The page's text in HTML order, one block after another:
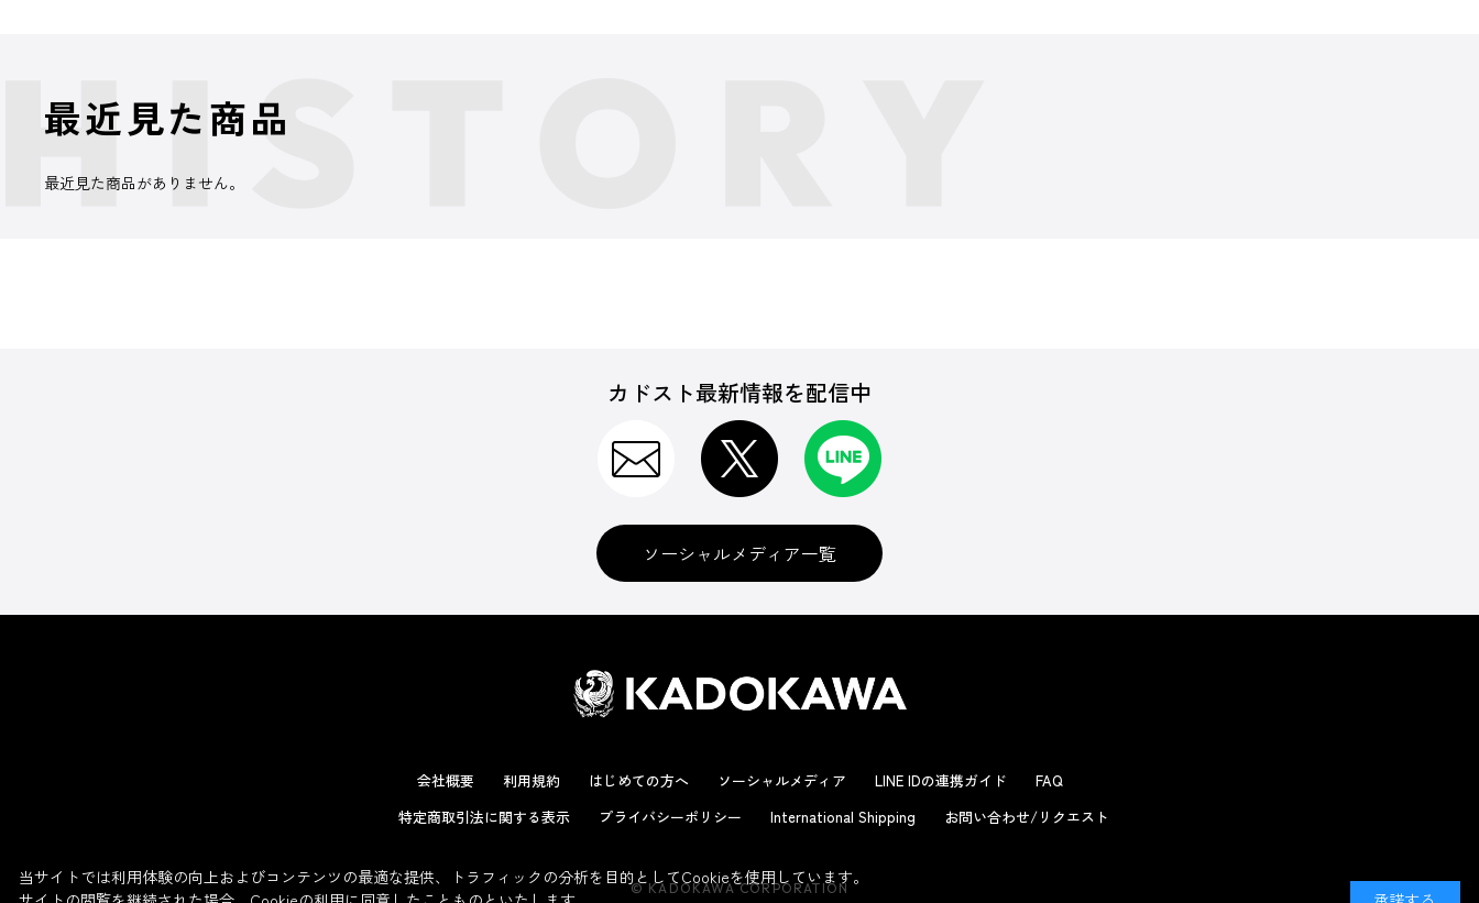
最近見た商品
最近見た商品がありません。
カドスト最新情報を配信中
ソーシャルメディア一覧
会社概要 利用規約 はじめての方へ ソーシャルメディア LINE IDの連携ガイド
FAQ
特定商取引法に関する表示
プライバシーポリシー International Shipping お問い合わせ/リクエスト
© KADOKAWA CORPORATION
当サイトでは利用体験の向上およびコンテンツの最適な提供、トラフィックの分析を目的としてCookieを使用しています。